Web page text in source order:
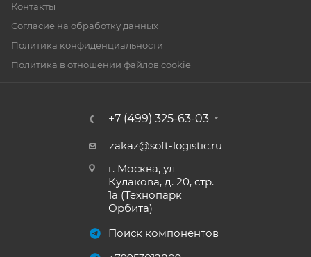
Контакты
Согласие на обработку данных
Политика конфиденциальности
Политика в отношении файлов cookie
+7 (499) 325-63-03
zakaz@soft-logistic.ru
г. Москва, ул
Кулакова, д. 20, стр.
1а (Технопарк
Орбита)
Поиск компонентов